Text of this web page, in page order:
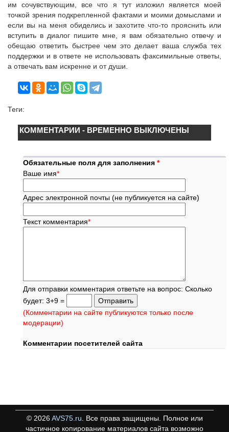
им сочувствующим, все что я тут изложил является моей
точкой зрения подкрепленной фактами и моими домыслами и
если вы на меня обиделись и захотите что-то прояснить или
вступить в диалог пишите мне, я вам обязательно отвечу и
обещаю ответить быстрее чем это делает ваша служба тех
поддержки и в ответе не использовать факсимильные ответы,
а отвечать вам искренне и от души.
Теги:
КОММЕНТАРИИ - ВРЕМЕННО ВЫКЛЮЧЕНЫ
Обязательные поля для заполнения *
Ваше имя*
Адрес электронной почты (не публикуется на сайте)
Текст комментария*
Для отправки комментария ответьте на вопрос: Сколько
будет: 3+9 =
(Комментарии на сайте публикуются только после
модерации)
Комментарии посетителей сайта
© 2026 AVS75.ru . Все права защищены. Полное или
частичное копирование материалов сайта возможно